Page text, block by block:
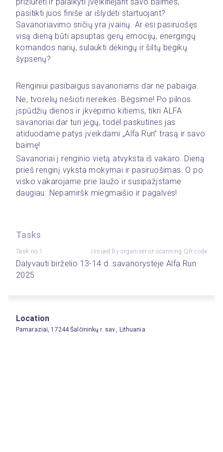
pasitikti juos finiše ar išlydėti startuojant?
Savanoriavimo sričių yra įvairių. Ar esi pasiruošęs
visą dieną būti apsuptas gerų emocijų, energingų
komandos narių, sulaukti dėkingų ir šiltų bėgikų
šypsenų?
Renginiui pasibaigus savanoriams dar ne pabaiga.
Ne, tvorelių nešioti nereikės. Bėgsime! Po pilnos
įspūdžių dienos ir įkvėpimo kitiems, tikri ALFA
savanoriai dar turi jėgų, todėl paskutines jas
atiduodame patys įveikdami „Alfa Run” trasą ir savo
baimę!
Savanoriai į renginio vietą atvyksta iš vakaro. Dieną
prieš renginį vyksta mokymai ir pasiruošimas. O po
visko vakarojame prie laužo ir susipažįstame
daugiau. Nepamiršk miegmaišio ir pagalvės!
Tasks
Task no.1 Issued by organiser or scanning QR code
Dalyvauti birželio 13-14 d. savanorystėje Alfa Run
2025
Location
Pamaraziai, 17244 Šalčininkų r. sav., Lithuania